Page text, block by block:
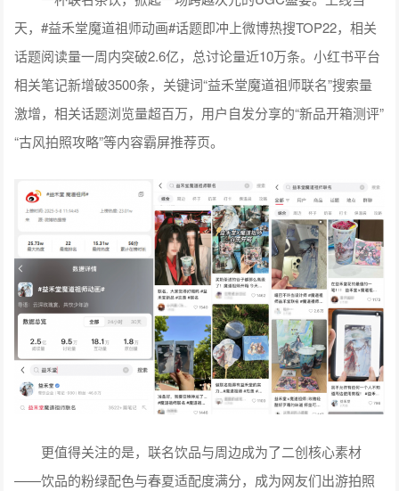
天，#益禾堂魔道祖师动画#话题即冲上微博热搜TOP22，相关
话题阅读量一周内突破2.6亿，总讨论量近10万条。小红书平台
相关笔记新增破3500条，关键词“益禾堂魔道祖师联名”搜索量
激增，相关话题浏览量超百万，用户自发分享的“新品开箱测评”
“古风拍照攻略”等内容霸屏推荐页。
更值得关注的是，联名饮品与周边成为了二创核心素材
——饮品的粉绿配色与春夏适配度满分，成为网友们出游拍照